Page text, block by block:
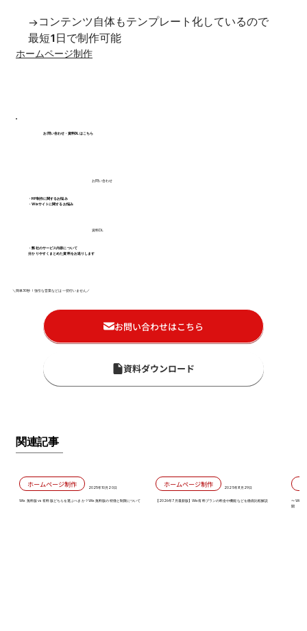
→コンテンツ自体もテンプレート化しているので
最短1日で制作可能
ホームページ制作
お問い合わせ・資料DLはこちら
お問い合わせ
・HP制作に関するお悩み
・Wixサイトに関するお悩み
資料DL
・弊社のサービス内容について
分かりやすくまとめた資料をお送りします
＼簡単30秒！強引な営業などは一切行いません／
お問い合わせはこちら
資料ダウンロード
関連記事
ホームページ制作 2025年10月20日
Wix 無料版 vs 有料版どちらを選ぶべきか？Wix 無料版の特徴と制限について
ホームページ制作 2025年8月29日
【2026年7月最新版】Wix有料プランの料金や機能などを徹底比較解説
〜Wixで
開